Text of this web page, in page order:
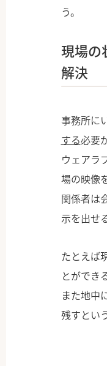
う。
現場の
解決
事務所に
する必要
ウェアラ
場の映像
関係者は
示を出せ
たとえば
とができ
また地中
残すとい